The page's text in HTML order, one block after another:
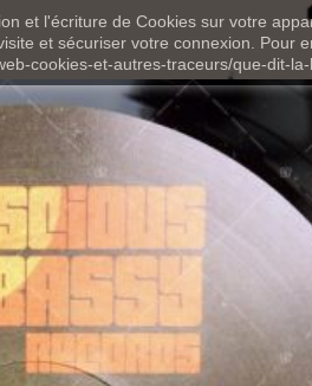
et l'écriture de Cookies sur votre
et sécuriser votre connexion.
cookies-et-autres-traceurs/que-dit-la-